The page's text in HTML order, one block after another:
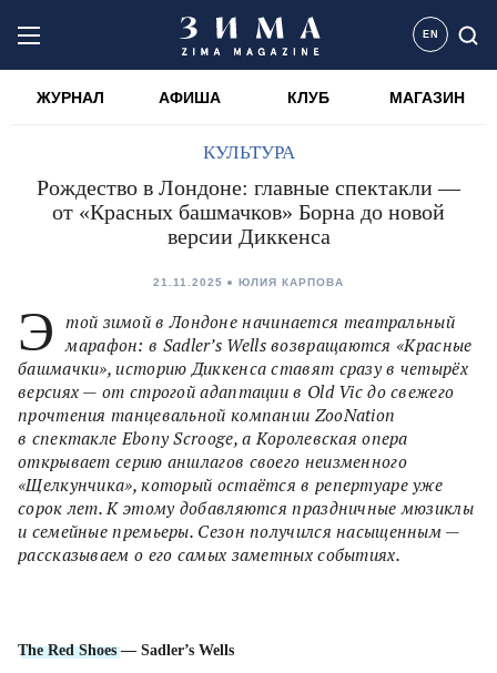
EN
ЖУРНАЛ АФИША КЛУБ МАГАЗИН
КУЛЬТУРА
Рождество в Лондоне: главные спектакли —
от «Красных башмачков» Борна до новой
версии Диккенса
21.11.2025 ЮЛИЯ КАРПОВА
Э
той зимой в Лондоне начинается театральный
марафон: в Sadler’s Wells возвращаются «Красные
башмачки», историю Диккенса ставят сразу в четырёх
версиях — от строгой адаптации в Old Vic до свежего
прочтения танцевальной компании ZooNation
в спектакле Ebony Scrooge, а Королевская опера
открывает серию аншлагов своего неизменного
«Щелкунчика», который остаётся в репертуаре уже
сорок лет. К этому добавляются праздничные мюзиклы
и семейные премьеры. Сезон получился насыщенным —
рассказываем о его самых заметных событиях.
The Red Shoes— Sadler’s Wells